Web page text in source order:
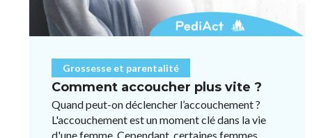
Grossesse et parentalité
Comment accoucher plus vite ?
Quand peut-on déclencher l’accouchement ?
L'accouchement est un moment clé dans la vie
d'une femme. Cependant, certaines femmes